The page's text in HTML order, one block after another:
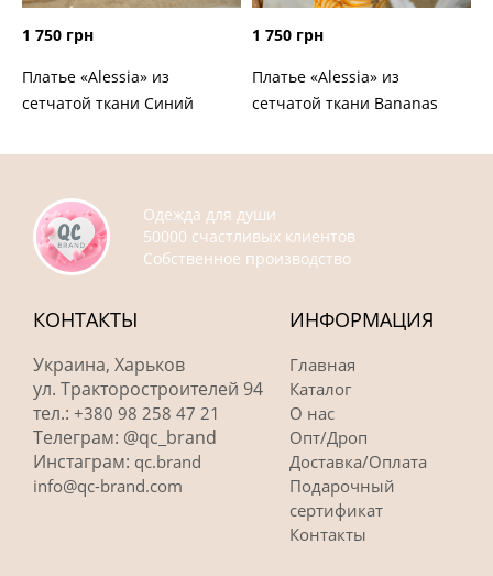
1 750 грн
Платье «Alessia» из
сетчатой ткани Синий
1 750 грн
Платье «Alessia» из
сетчатой ткани Bananas
Одежда для души
50000 счастливых клиентов
Собственное производство
КОНТАКТЫ
Украина, Харьков
ул. Тракторостроителей 94
тел.: +380 98 258 47 21
Телеграм: @qc_brand
Инстаграм: qc.brand
info@qc-brand.com
ИНФОРМАЦИЯ
Главная
Каталог
О нас
Опт/Дроп
Доставка/Оплата
Подарочный
сертификат
Контакты